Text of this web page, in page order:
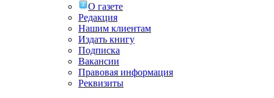
О газете
Редакция
Нашим клиентам
Издать книгу
Подписка
Вакансии
Правовая информация
Реквизиты